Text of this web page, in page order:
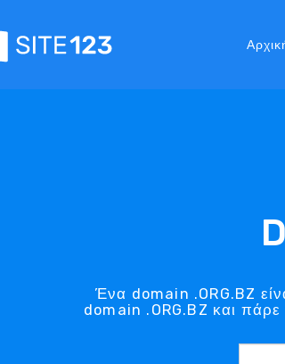
Ένα domain .ORG.BZ
domain .ORG.BZ και